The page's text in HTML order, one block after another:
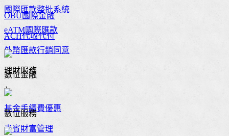
OBU國際金融
ACH代收代付
數位金融
數位服務
國際匯款整批系統
eATM國際匯款
外幣匯款行銷同意
理財服務
+
基金手續費優惠
貴賓財富管理